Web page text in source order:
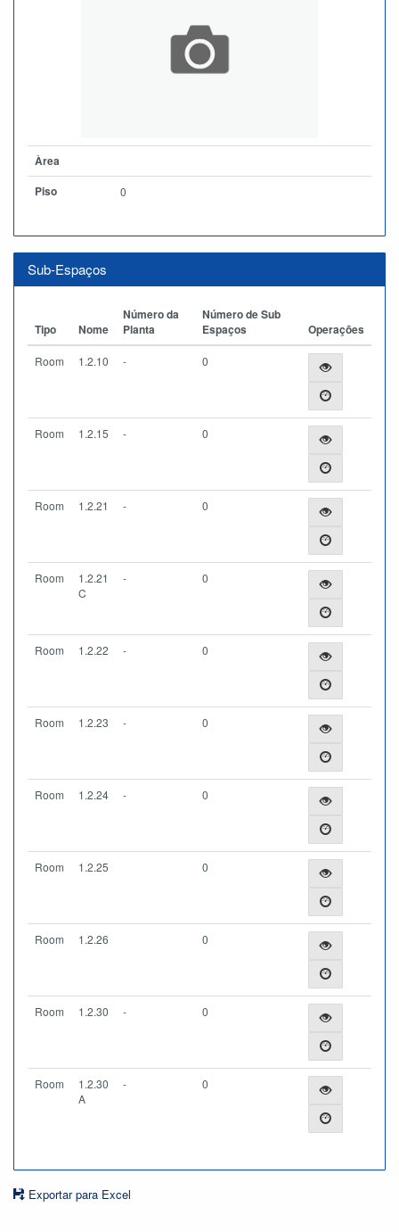
Àrea
Piso
0
Sub-Espaços
Tipo Nome
Número da
Planta
Número de Sub
Espaços
Operações
Room 1.2.10 - 0
Room 1.2.15 - 0
Room 1.2.21 - 0
Room
1.2.21
C
- 0
Room 1.2.22 - 0
Room 1.2.23 - 0
Room 1.2.24 - 0
Room 1.2.25 0
Room 1.2.26 0
Room 1.2.30 - 0
Room
1.2.30
A
- 0
Exportar para Excel